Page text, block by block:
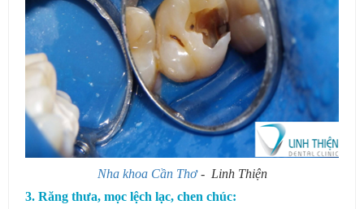
Nha khoa Cần Thơ- Linh Thiện
3. Răng thưa, mọc lệch lạc, chen chúc: